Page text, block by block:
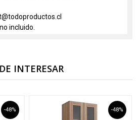
incluido.
INTERESAR
-48% -48%